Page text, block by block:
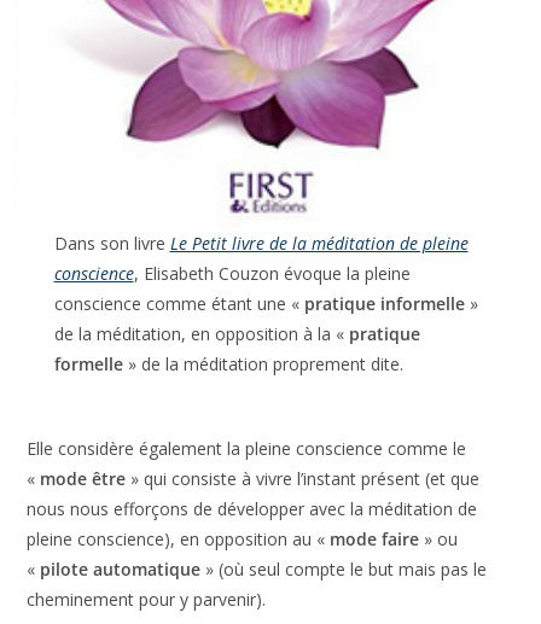
conscience , Elisabeth Couzon évoque la pleine
conscience comme étant une « pratique informelle
de la méditation, en opposition à la «pratique
formelle» de la méditation proprement dite.
«mode être » qui consiste à vivre l’instant présent (et que
nous nous efforçons de développer avec la méditation de
pleine conscience), en opposition au «mode faire» ou
«pilote automatique » (où seul compte le but mais pas le
cheminement pour y parvenir).